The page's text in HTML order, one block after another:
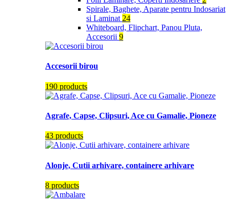
Spirale, Baghete, Aparate pentru Indosariat
si Laminat 24
Whiteboard, Flipchart, Panou Pluta,
Accesorii 9
Accesorii birou
190 products
Agrafe, Capse, Clipsuri, Ace cu Gamalie, Pioneze
43 products
Alonje, Cutii arhivare, containere arhivare
8 products